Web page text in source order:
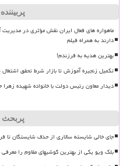
ماهواره های فعال ایران نقش مؤثری در
دارند به همراه فیلم
بهترین هدیه به فرزندم!
تکمیل زنجیره آموزش تا بازار شرط تحقق اشتغال
دیدار معاون رئیس دولت با خانواده شهیده زهرا
پربحث
جای خالی شایسته سالاری از حذف شایستگان تا
بلک ویو یکی از بهترین گوشیهای مقاوم را معرفی